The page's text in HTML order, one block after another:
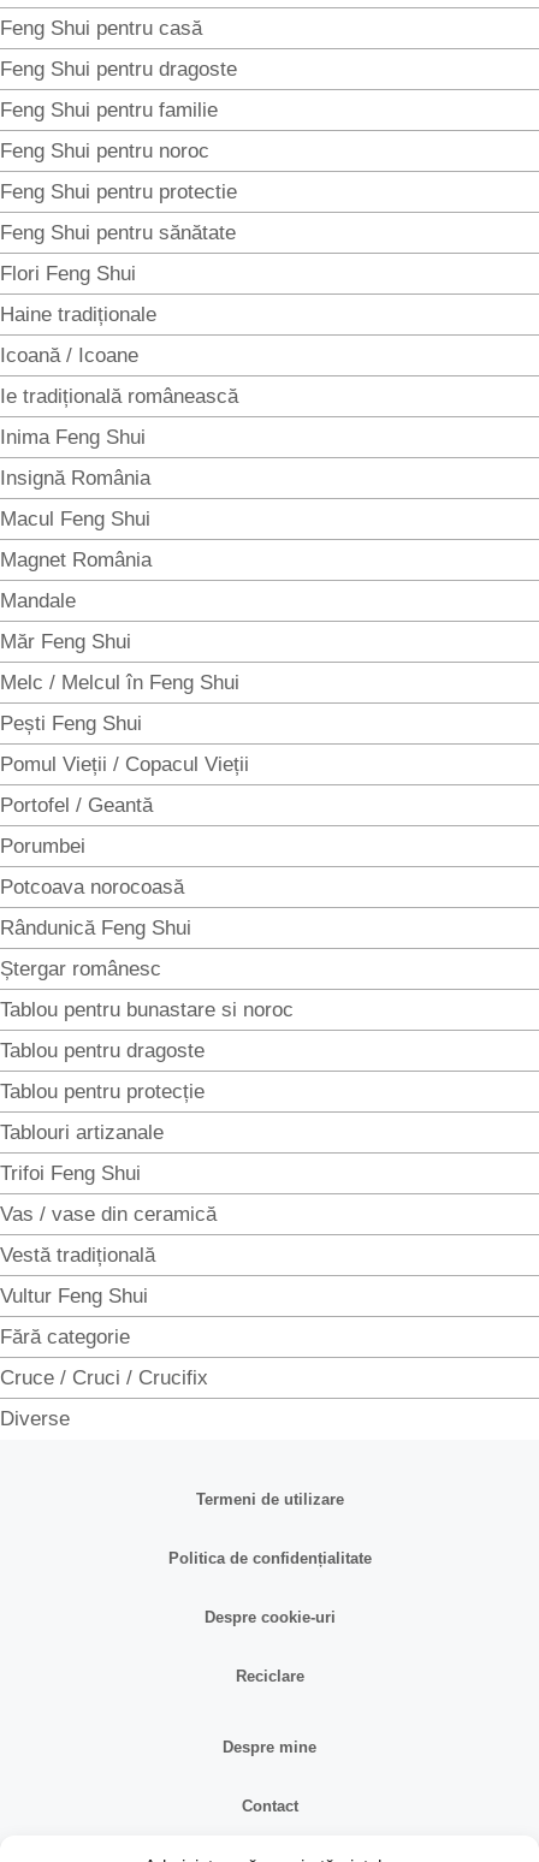
Feng Shui pentru casă
Feng Shui pentru dragoste
Feng Shui pentru familie
Feng Shui pentru noroc
Feng Shui pentru protectie
Feng Shui pentru sănătate
Flori Feng Shui
Haine tradiționale
Icoană / Icoane
Ie tradițională românească
Inima Feng Shui
Insignă România
Macul Feng Shui
Magnet România
Mandale
Măr Feng Shui
Melc / Melcul în Feng Shui
Pești Feng Shui
Pomul Vieții / Copacul Vieții
Portofel / Geantă
Porumbei
Potcoava norocoasă
Rândunică Feng Shui
Ștergar românesc
Tablou pentru bunastare si noroc
Tablou pentru dragoste
Tablou pentru protecție
Tablouri artizanale
Trifoi Feng Shui
Vas / vase din ceramică
Vestă tradițională
Vultur Feng Shui
Fără categorie
Cruce / Cruci / Crucifix
Diverse
Termeni de utilizare
Politica de confidențialitate
Despre cookie-uri
Reciclare
Despre mine
Contact